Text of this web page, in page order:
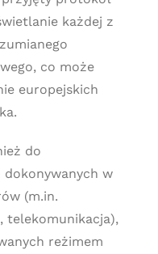
każdej z
co może
europejskich
do
w
(m.in.
telekomunikacja),
reżimem